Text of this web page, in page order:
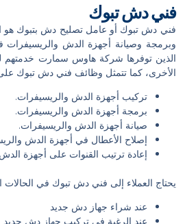
فني دش تبوك
فني دش تبوك أو عامل تصليح دش بتبوك
وبرمجة وصيانة أجهزة الدش والريسيفرات
الذين توفرها شركة هاوس سمارت خدمتهم
الأخرى، كما تتمثل وظائف فني دش تبوك
تركيب أجهزة الدش والريسيفرات.
برمجة أجهزة الدش والريسيفرات.
صيانة أجهزة الدش والريسيفرات.
إصلاح الأعطال في أجهزة الدش
إعادة ترتيب القنوات على أجهزة
يحتاج العملاء إلى فني دش تبوك في الحالات
عند شراء جهاز دش جديد